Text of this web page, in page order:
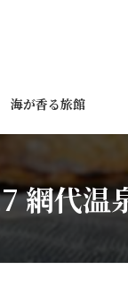
海が香る旅館
網代温